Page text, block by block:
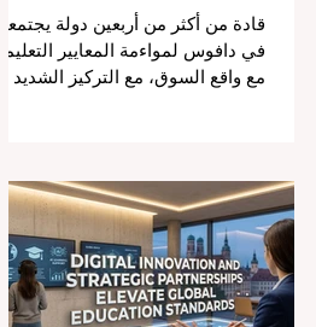
قادة من أكثر من أربعين دولة
في دافوس لمواءمة المعايير التعليمية
مع واقع السوق، مع التركيز الشديد
أغسطس 2026، توافد خبراء دوليون
وصناع قرار ومبتكرون في مجال
#تكنولوجيا_التعليم إلى مركز
المؤتمرات في دافوس لمناقشة
التحديات والفرص الأكثر إلحاحاً في
قطاع التعلم. أثبت هذا الحدث البارز،